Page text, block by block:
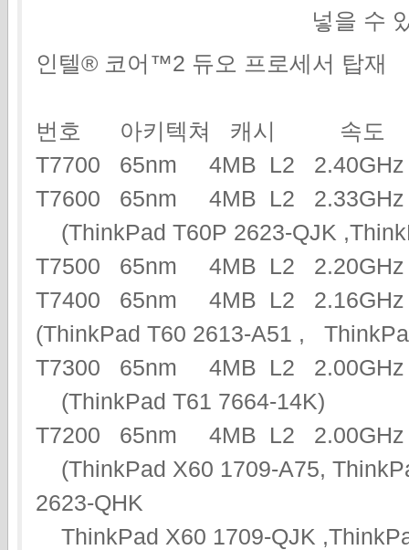
넣을 수
인텔® 코어™2 듀오 프로세서 탑재
번호 아키텍쳐 캐시 속도
T7700 65nm 4MB L2
T7600 65nm 4MB L2
(ThinkPad T60P 2623-QJK
T7500 65nm 4MB L2
T7400 65nm 4MB L2 2.16GHz
(ThinkPad T60 2613-A51 ,
T7300 65nm 4MB L2 2.00GHz
(ThinkPad T61 7664-14K)
T7200 65nm 4MB L2
(ThinkPad X60 1709-A75,
2623-QHK
ThinkPad X60 1709-QJK